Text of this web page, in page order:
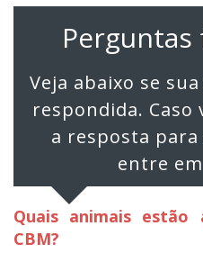
Veja abaixo se
respondida. Caso
a resposta
entre
Quais animais
CBM?